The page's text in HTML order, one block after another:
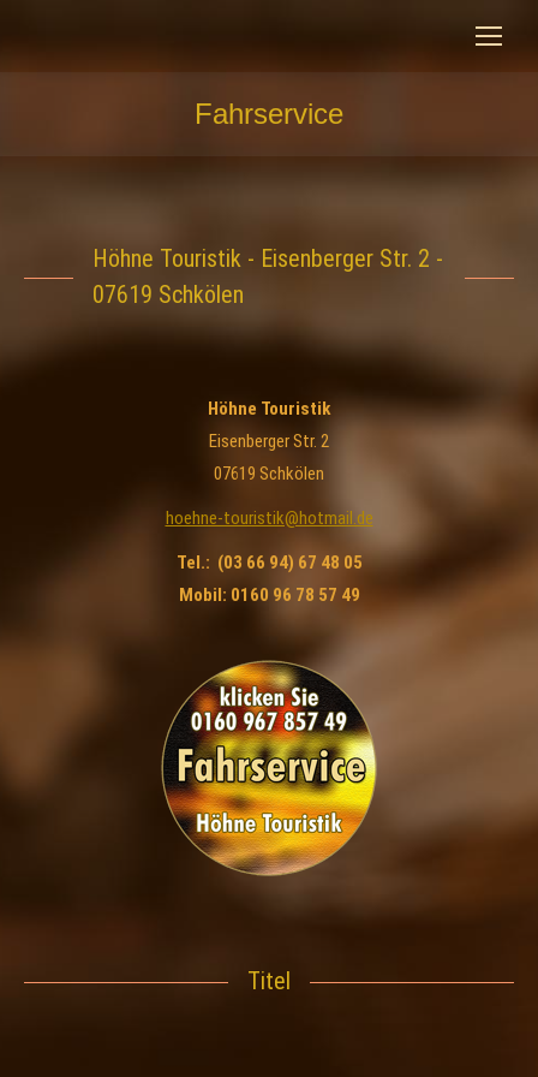
Fahrservice
Höhne Touristik - Eisenberger Str. 2 -
07619 Schkölen
Höhne Touristik
Eisenberger Str. 2
07619 Schkölen
hoehne-touristik@hotmail.de
Tel.: (03 66 94) 67 48 05
Mobil: 0160 96 78 57 49
Titel